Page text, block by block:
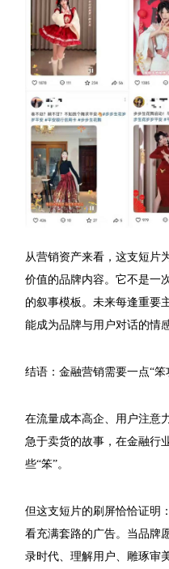
从营销资产来看，这支短片
价值的品牌内容。它不是一
的叙事模板。未来每逢重要
能成为品牌与用户对话的情
结语：金融营销需要一点“笨
在流量成本高企、用户注意
急于卖货的故事，在金融行
些“笨”。
但这支短片的刷屏恰恰证明
看充满套路的广告。当品牌
录时代、理解用户、雕琢审